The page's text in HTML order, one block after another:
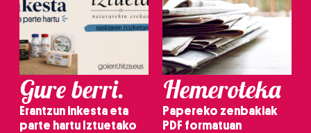
Gure berri.
Erantzun inkesta eta
parte hartu Iztuetako
Hemeroteka
Papereko zenbakiak
PDF formatuan